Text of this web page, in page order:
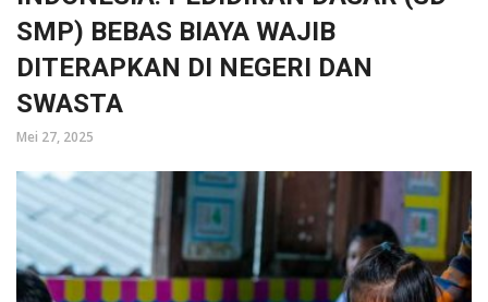
SMP) BEBAS BIAYA WAJIB
DITERAPKAN DI NEGERI DAN
SWASTA
Mei 27, 2025